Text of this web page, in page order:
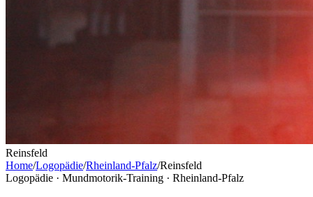
Reinsfeld
Home/Logopädie/Rheinland-Pfalz/Reinsfeld
Logopädie · Mundmotorik-Training · Rheinland-Pfalz